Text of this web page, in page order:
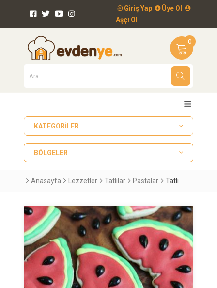
Giriş Yap
Üye Ol
Aşçı Ol
0
KATEGORILER
BÖLGELER
Anasayfa Lezzetler Tatlılar Pastalar Tatlı